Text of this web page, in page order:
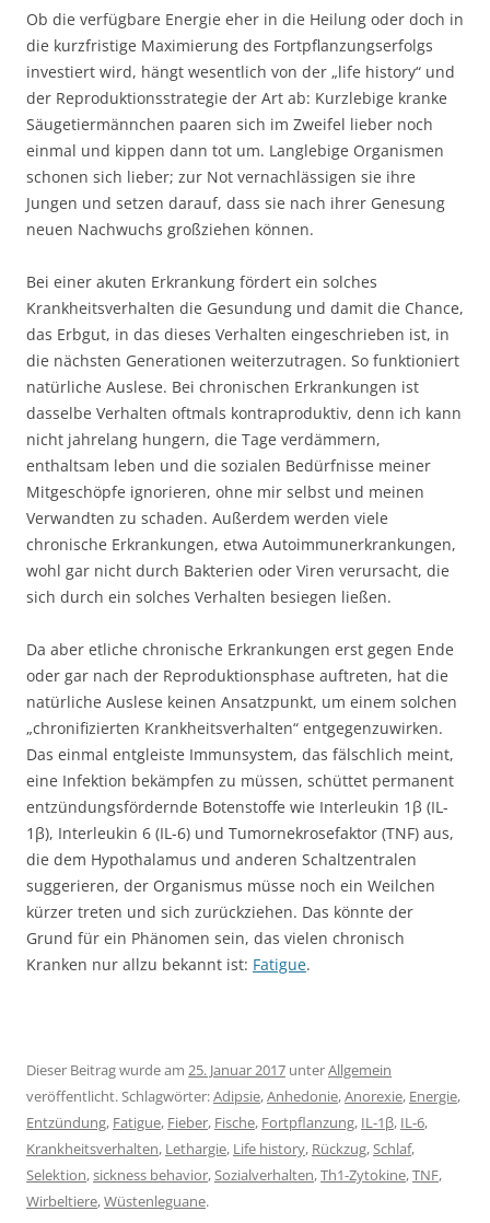
Ob die verfügbare Energie eher in die Heilung oder doch in
die kurzfristige Maximierung des Fortpflanzungserfolgs
investiert wird, hängt wesentlich von der „life history“ und
der Reproduktionsstrategie der Art ab: Kurzlebige kranke
Säugetiermännchen paaren sich im Zweifel lieber noch
einmal und kippen dann tot um. Langlebige Organismen
schonen sich lieber; zur Not vernachlässigen sie ihre
Jungen und setzen darauf, dass sie nach ihrer Genesung
neuen Nachwuchs großziehen können.
Bei einer akuten Erkrankung fördert ein solches
Krankheitsverhalten die Gesundung und damit die Chance,
das Erbgut, in das dieses Verhalten eingeschrieben ist, in
die nächsten Generationen weiterzutragen. So funktioniert
natürliche Auslese. Bei chronischen Erkrankungen ist
dasselbe Verhalten oftmals kontraproduktiv, denn ich kann
nicht jahrelang hungern, die Tage verdämmern,
enthaltsam leben und die sozialen Bedürfnisse meiner
Mitgeschöpfe ignorieren, ohne mir selbst und meinen
Verwandten zu schaden. Außerdem werden viele
chronische Erkrankungen, etwa Autoimmunerkrankungen,
wohl gar nicht durch Bakterien oder Viren verursacht, die
sich durch ein solches Verhalten besiegen ließen.
Da aber etliche chronische Erkrankungen erst gegen Ende
oder gar nach der Reproduktionsphase auftreten, hat die
natürliche Auslese keinen Ansatzpunkt, um einem solchen
„chronifizierten Krankheitsverhalten“ entgegenzuwirken.
Das einmal entgleiste Immunsystem, das fälschlich meint,
eine Infektion bekämpfen zu müssen, schüttet permanent
entzündungsfördernde Botenstoffe wie Interleukin 1β (IL-
1β), Interleukin 6 (IL-6) und Tumornekrosefaktor (TNF) aus,
die dem Hypothalamus und anderen Schaltzentralen
suggerieren, der Organismus müsse noch ein Weilchen
kürzer treten und sich zurückziehen. Das könnte der
Grund für ein Phänomen sein, das vielen chronisch
Kranken nur allzu bekannt ist: Fatigue.
Dieser Beitrag wurde am 25. Januar 2017 unterAllgemein
veröffentlicht. Schlagwörter:Adipsie,Anhedonie,Anorexie, Energie,
Entzündung, Fatigue, Fieber, Fische, Fortpflanzung, IL-1β, IL-6,
Krankheitsverhalten, Lethargie, Life history, Rückzug,Schlaf,
Selektion,sickness behavior,Sozialverhalten,Th1-Zytokine,TNF,
Wirbeltiere,Wüstenleguane.